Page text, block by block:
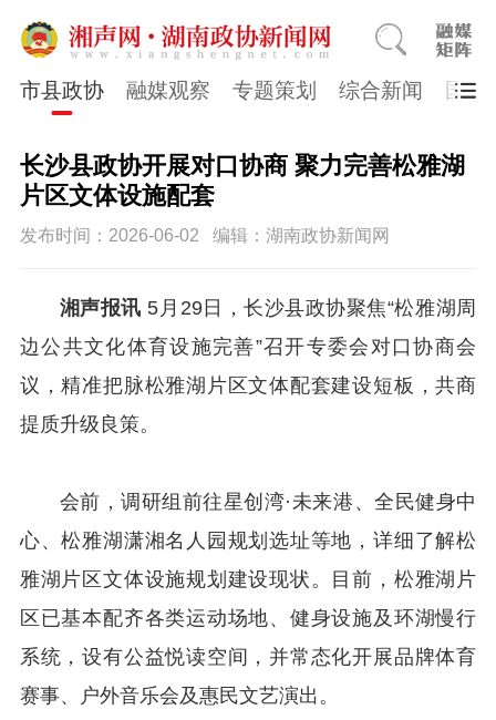
市县政协 融媒观察 专题策划 综合新闻 国医
长沙县政协开展对口协商 聚力完善松雅湖
片区文体设施配套
发布时间：2026-06-02 编辑：湖南政协新闻网
湘声报讯 5月29日，长沙县政协聚焦“松雅湖周
边公共文化体育设施完善”召开专委会对口协商会
议，精准把脉松雅湖片区文体配套建设短板，共商
提质升级良策。
会前，调研组前往星创湾·未来港、全民健身中
心、松雅湖潇湘名人园规划选址等地，详细了解松
雅湖片区文体设施规划建设现状。目前，松雅湖片
区已基本配齐各类运动场地、健身设施及环湖慢行
系统，设有公益悦读空间，并常态化开展品牌体育
赛事、户外音乐会及惠民文艺演出。